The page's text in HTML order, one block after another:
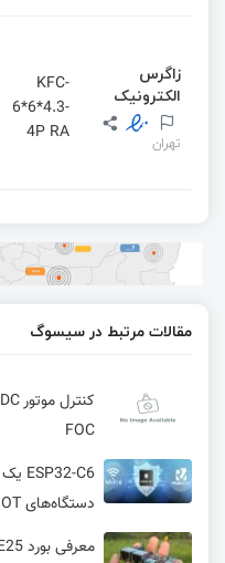
زاگرس
الکترونیک
تهران
KFC-
6*6*4.3-
4P RA
مقالات مرتبط در سیسوگ
FOC
دستگاه‌های IOT